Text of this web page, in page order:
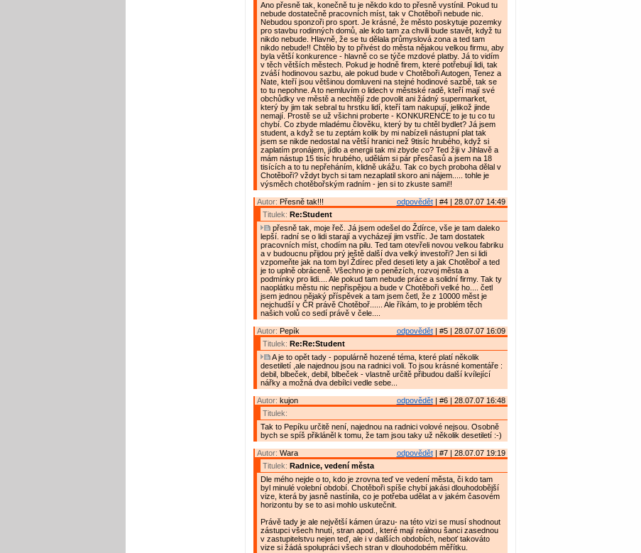
Ano přesně tak, konečně tu je někdo kdo to přesně vystínil. Pokud tu
nebude dostatečně pracovních míst, tak v Chotěboři nebude nic.
Nebudou sponzoři pro sport. Je krásné, že město poskytuje pozemky
pro stavbu rodinných domů, ale kdo tam za chvili bude stavět, když tu
nikdo nebude. Hlavně, že se tu dělala průmyslová zona a ted tam
nikdo nebude!! Chtělo by to přivést do města nějakou velkou firmu, aby
byla větší konkurence - hlavně co se týče mzdové platby. Já to vidím
v těch větších městech. Pokud je hodně firem, které potřebují lidi, tak
zváší hodinovou sazbu, ale pokud bude v Chotěboři Autogen, Tenez a
Nate, kteří jsou většinou domluveni na stejné hodinové sazbě, tak se
to tu nepohne. A to nemluvím o lidech v městské radě, kteří mají své
obchůdky ve městě a nechtějí zde povolit ani žádný supermarket,
který by jim tak sebral tu hrstku lidí, kteří tam nakupují, jelikož jinde
nemají. Prostě se už všichni proberte - KONKURENCE to je tu co tu
chybí. Co zbyde mladému člověku, který by tu chtěl bydlet? Já jsem
student, a když se tu zeptám kolik by mi nabízeli nástupní plat tak
jsem se nikde nedostal na větší hranici než 9tisíc hrubého, když si
zaplatím pronájem, jídlo a energii tak mi zbyde co? Ted žiji v Jihlavě a
mám nástup 15 tisíc hrubého, udělám si pár přesčasů a jsem na 18
tisících a to tu nepřeháním, klidně ukážu. Tak co bych proboha dělal v
Chotěboři? vždyt bych si tam nezaplatil skoro ani nájem..... tohle je
výsměch chotěbořským radním - jen si to zkuste sami!!
odpovědět| #4 | 28.07.07 14:49
Autor: Přesně tak!!!
Titulek: Re:Student
přesně tak, moje řeč. Já jsem odešel do Ždírce, vše je tam daleko
lepší. radní se o lidi starají a vycházejí jim vstříc. Je tam dostatek
pracovních míst, chodím na pilu. Ted tam otevřeli novou velkou fabriku
a v budoucnu přijdou prý ještě další dva velký investoři? Jen si lidi
vzpomeňte jak na tom byl Ždírec před deseti lety a jak Chotěboř a ted
je to uplně obráceně. Všechno je o penězích, rozvoj města a
podmínky pro lidi.... Ale pokud tam nebude práce a solidní firmy. Tak ty
naoplátku městu nic nepřispějou a bude v Chotěboři velké ho.... četl
jsem jednou nějaký příspěvek a tam jsem četl, že z 10000 měst je
nejchudší v ČR právě Chotěboř...... Ale říkám, to je problém těch
našich volů co sedí právě v čele....
odpovědět| #5 | 28.07.07 16:09
Autor: Pepík
Titulek: Re:Re:Student
A je to opět tady - populárně hozené téma, které platí několik
desetiletí ,ale najednou jsou na radnici voli. To jsou krásné komentáře :
debil, blbeček, debil, blbeček - vlastně určitě přibudou další kvílející
nářky a možná dva debílci vedle sebe...
odpovědět| #6 | 28.07.07 16:48
Autor: kujon
Titulek:
Tak to Pepíku určitě není, najednou na radnici volové nejsou. Osobně
bych se spíš přikláněl k tomu, že tam jsou taky už několik desetiletí :-)
odpovědět| #7 | 28.07.07 19:19
Autor: Wara
Titulek: Radnice, vedení města
Dle mého nejde o to, kdo je zrovna teď ve vedení města, či kdo tam
byl minulé volební období. Chotěboři spíše chybí jakási dlouhodobější
vize, která by jasně nastínila, co je potřeba udělat a v jakém časovém
horizontu by se to asi mohlo uskutečnit.
Právě tady je ale největší kámen úrazu- na této vizi se musí shodnout
zástupci všech hnutí, stran apod., které mají reálnou šanci zasednou
v zastupitelstvu nejen teď, ale i v dalších obdobích, neboť takováto
vize si žádá spolupráci všech stran v dlouhodobém měřítku.